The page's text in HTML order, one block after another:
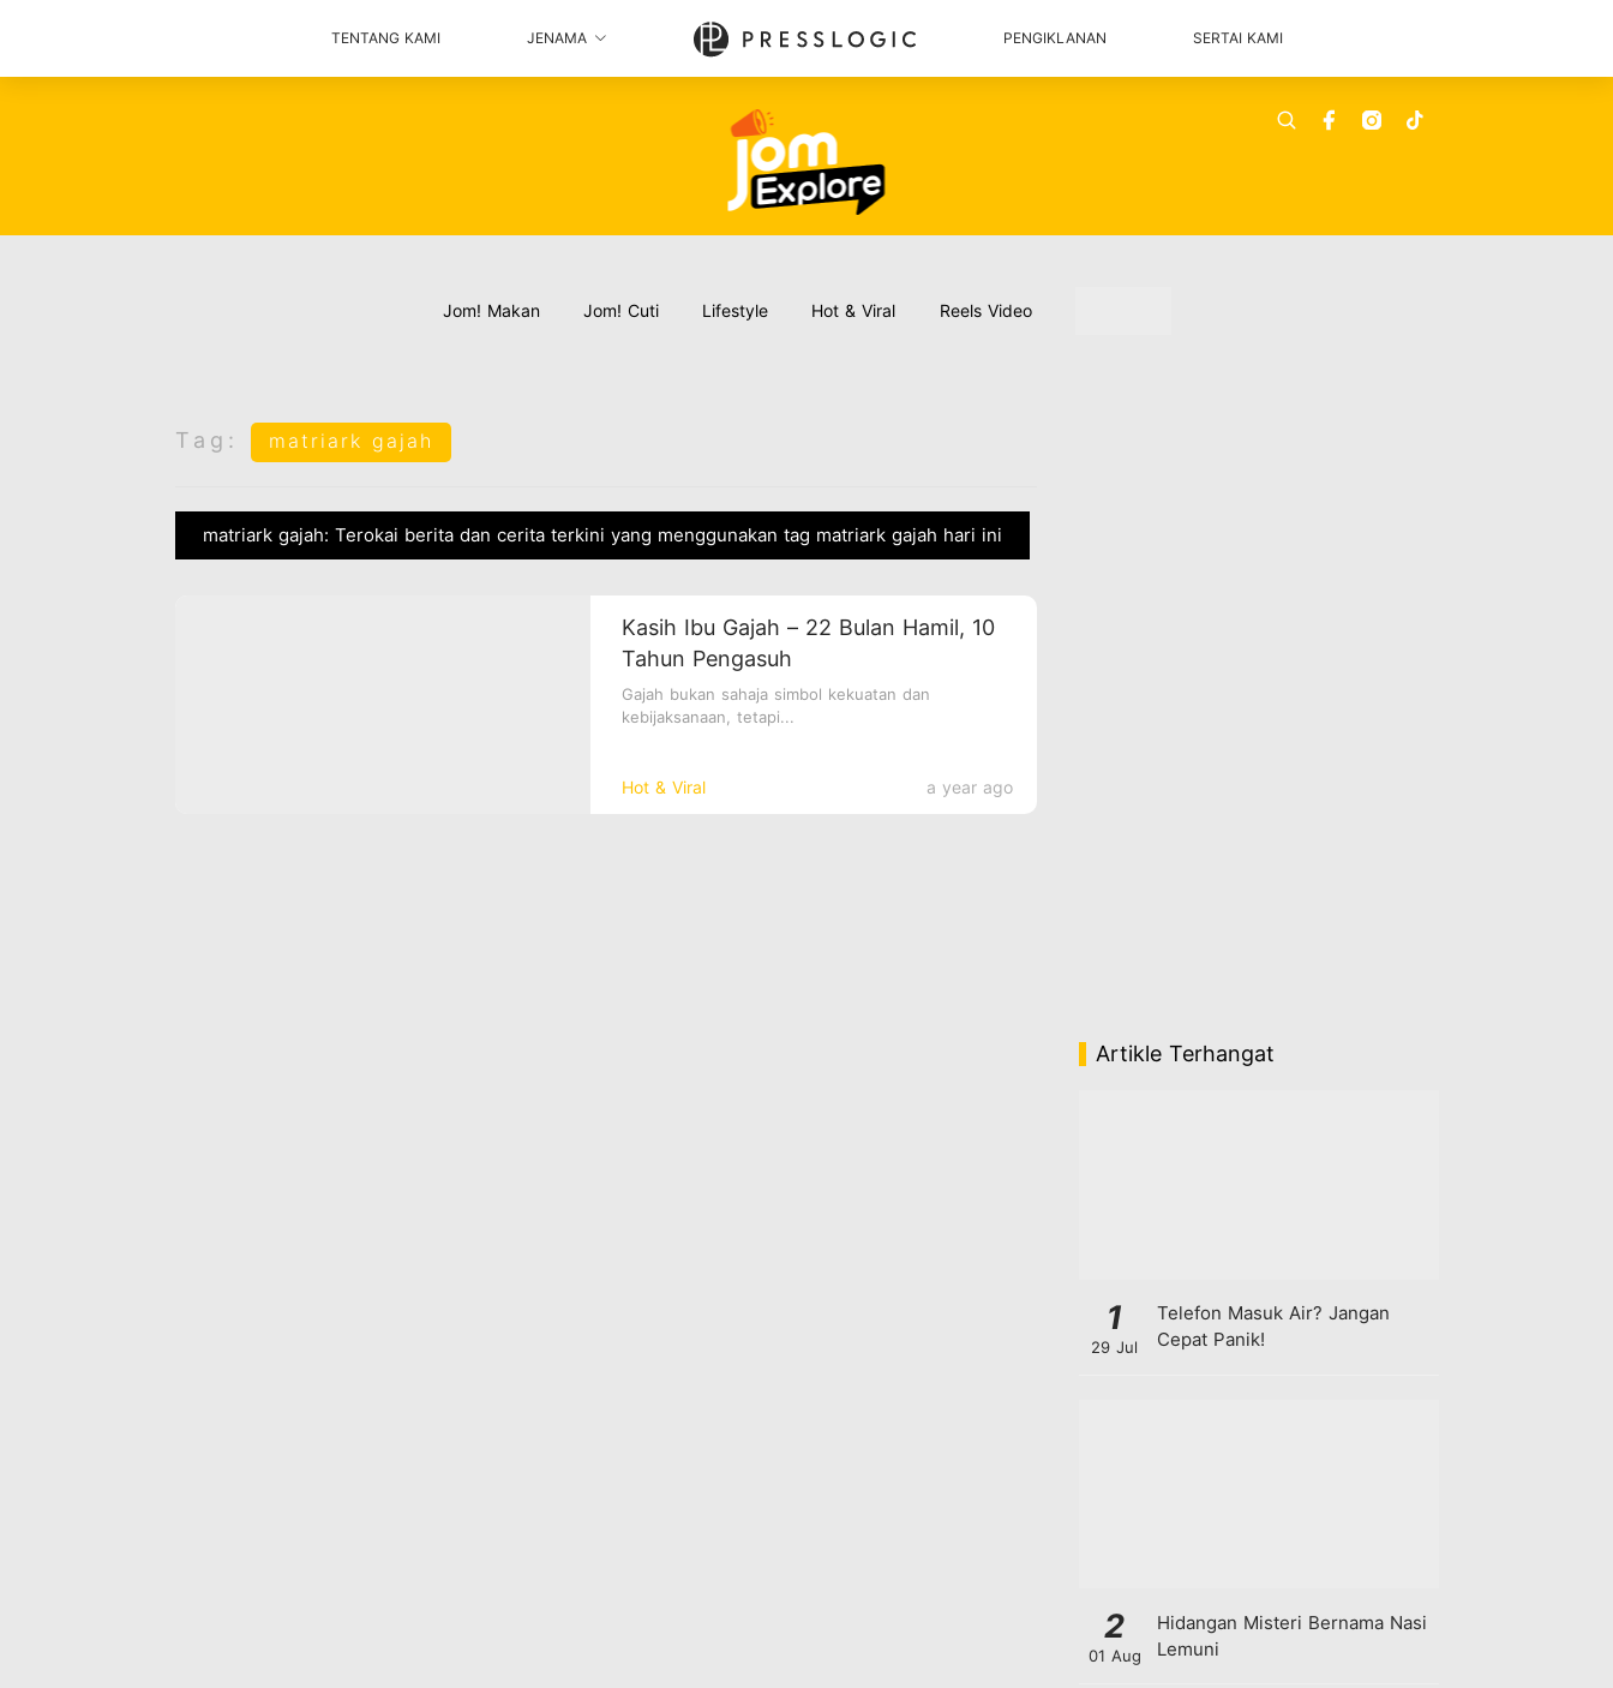
TENTANG KAMI JENAMA PENGIKLANAN SERTAI KAMI
Jom! Makan Jom! Cuti Lifestyle Hot & Viral Reels Video
Tag: matriark gajah
matriark gajah: Terokai berita dan cerita terkini yang menggunakan tag matriark gajah hari ini
Hot & Viral a year ago
Kasih Ibu Gajah – 22 Bulan Hamil, 10
Tahun Pengasuh
Gajah bukan sahaja simbol kekuatan dan
kebijaksanaan, tetapi...
Artikle Terhangat
1
29 Jul
Telefon Masuk Air? Jangan
Cepat Panik!
2
01 Aug
Hidangan Misteri Bernama Nasi
Lemuni